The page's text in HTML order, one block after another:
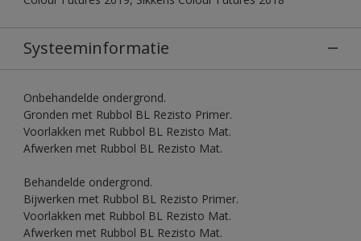
Systeeminformatie
Onbehandelde ondergrond.
Gronden met Rubbol BL Rezisto Primer.
Voorlakken met Rubbol BL Rezisto Mat.
Afwerken met Rubbol BL Rezisto Mat.
Behandelde ondergrond.
Bijwerken met Rubbol BL Rezisto Primer.
Voorlakken met Rubbol BL Rezisto Mat.
Afwerken met Rubbol BL Rezisto Mat.